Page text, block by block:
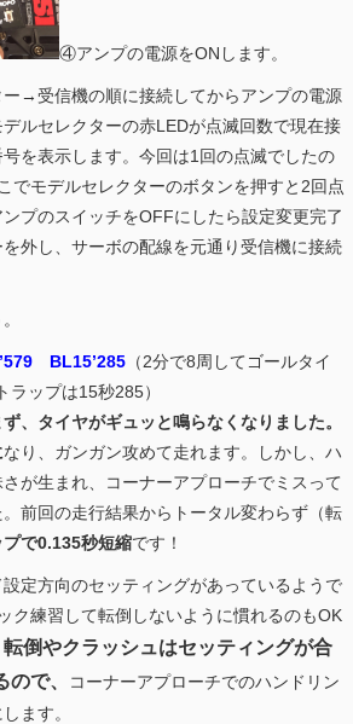
④アンプの電源をONします。
→受信機の順に接続してからアンプの電源
ルセレクターの赤LEDが点滅回数で現在接
を表示します。今回は1回の点滅でしたの
でモデルセレクターのボタンを押すと2回点
プのスイッチをOFFにしたら設定変更完了
外し、サーボの配線を元通り受信機に接続
BL15’285 （2分で8周してゴールタイ
ラップは15秒285）
、タイヤがギュッと鳴らなくなりました。
なり、ガンガン攻めて走れます。しかし、ハ
が生まれ、コーナーアプローチでミスって
前回の走行結果からトータル変わらず（転
で0.135秒短縮です！
定方向のセッティングがあっているようで
ク練習して転倒しないように慣れるのもOK
転倒やクラッシュはセッティングが合
で、
コーナーアプローチでのハンドリン
ます。